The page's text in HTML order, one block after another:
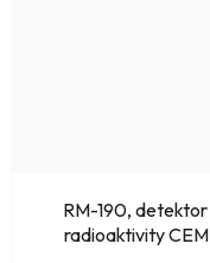
RM-190, detektor
radioaktivity CEM